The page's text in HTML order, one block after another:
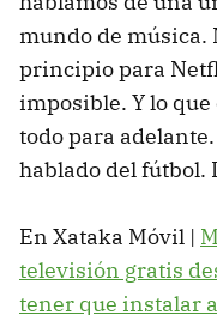
mundo de música.
principio para
imposible. Y lo
todo para
hablado del fútbol.
En Xataka Móvil |
televisión gratis
tener que instalar